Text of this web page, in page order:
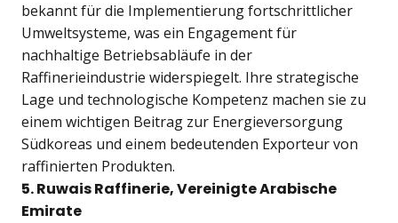
bekannt für die Implementierung fortschrittlicher
Umweltsysteme, was ein Engagement für
nachhaltige Betriebsabläufe in der
Raffinerieindustrie widerspiegelt. Ihre strategische
Lage und technologische Kompetenz machen sie zu
einem wichtigen Beitrag zur Energieversorgung
Südkoreas und einem bedeutenden Exporteur von
raffinierten Produkten.
5. Ruwais Raffinerie, Vereinigte Arabische
Emirate